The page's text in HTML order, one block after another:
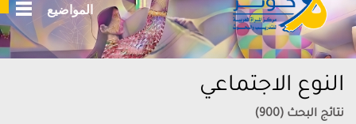
المواضيع
النوع الاجتماعي
نتائج البحث (900)